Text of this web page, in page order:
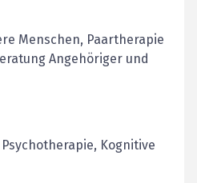
Menschen, Paartherapie
Angehöriger und
Kognitive